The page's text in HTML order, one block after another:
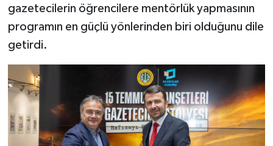
gazetecilerin öğrencilere mentörlük yapmasının
programın en güçlü yönlerinden biri olduğunu dile
getirdi.